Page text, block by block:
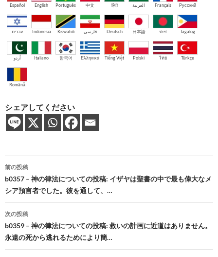
Español English Português 中文 हिंदी العربية Français Русский
עברית Indonesia Kiswahili فارسی Deutsch 日本語 বাংলা Tagalog
اُردو Italiano 한국어 Ελληνικά Tiếng Việt Polski ไทย Türkçe
Română
シェアしてください
投
稿
ナ
ビ
ゲ
ー
前の投稿
b0357 – 神の律法についての投稿: イザヤは聖書の中で最も偉大なメ
シア預言者でした。彼を通して、…
次の投稿
b0359 – 神の律法についての投稿: 救いの計画に近道はありません。
永遠の死から逃れるためにより簡…